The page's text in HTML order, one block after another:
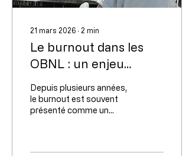
21 mars 2026 ∙ 2 min
Le burnout dans les
OBNL : un enjeu
qu'individuel
Depuis plusieurs années,
le burnout est souvent
présenté comme un